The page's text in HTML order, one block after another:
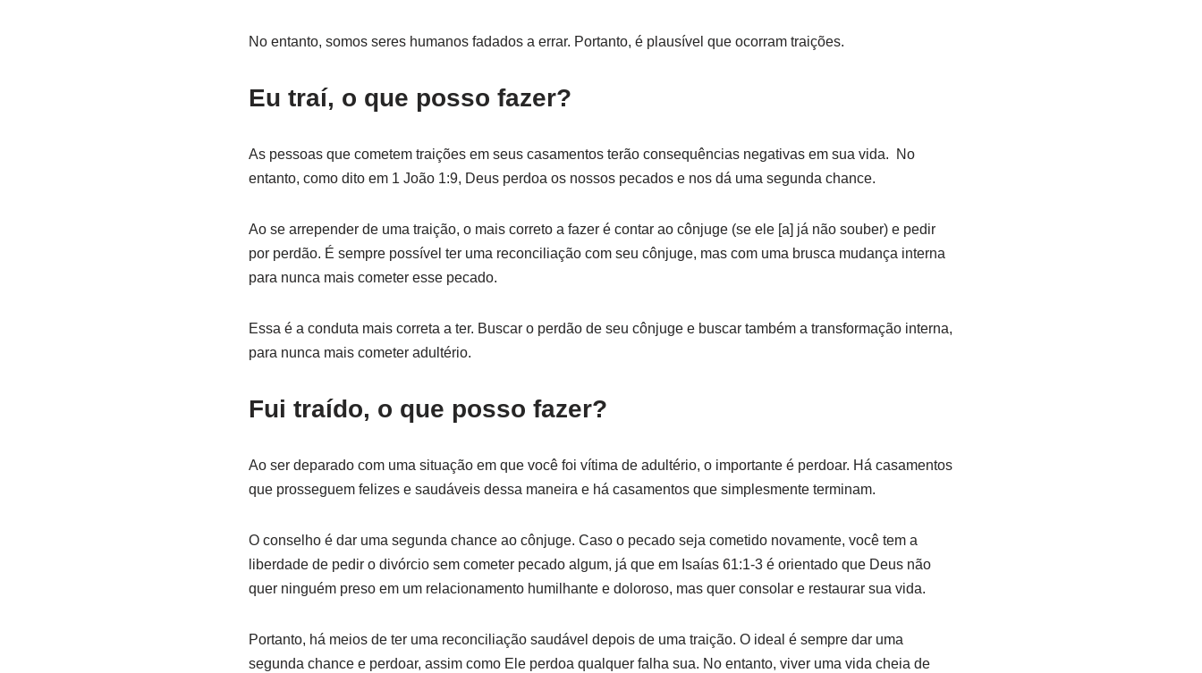
No entanto, somos seres humanos fadados a errar. Portanto, é plausível que ocorram traições.
Eu traí, o que posso fazer?
As pessoas que cometem traições em seus casamentos terão consequências negativas em sua vida. No
entanto, como dito em 1 João 1:9, Deus perdoa os nossos pecados e nos dá uma segunda chance.
Ao se arrepender de uma traição, o mais correto a fazer é contar ao cônjuge (se ele [a] já não souber) e pedir
por perdão. É sempre possível ter uma reconciliação com seu cônjuge, mas com uma brusca mudança interna
para nunca mais cometer esse pecado.
Essa é a conduta mais correta a ter. Buscar o perdão de seu cônjuge e buscar também a transformação interna,
para nunca mais cometer adultério.
Fui traído, o que posso fazer?
Ao ser deparado com uma situação em que você foi vítima de adultério, o importante é perdoar. Há casamentos
que prosseguem felizes e saudáveis dessa maneira e há casamentos que simplesmente terminam.
O conselho é dar uma segunda chance ao cônjuge. Caso o pecado seja cometido novamente, você tem a
liberdade de pedir o divórcio sem cometer pecado algum, já que em Isaías 61:1-3 é orientado que Deus não
quer ninguém preso em um relacionamento humilhante e doloroso, mas quer consolar e restaurar sua vida.
Portanto, há meios de ter uma reconciliação saudável depois de uma traição. O ideal é sempre dar uma
segunda chance e perdoar, assim como Ele perdoa qualquer falha sua. No entanto, viver uma vida cheia de